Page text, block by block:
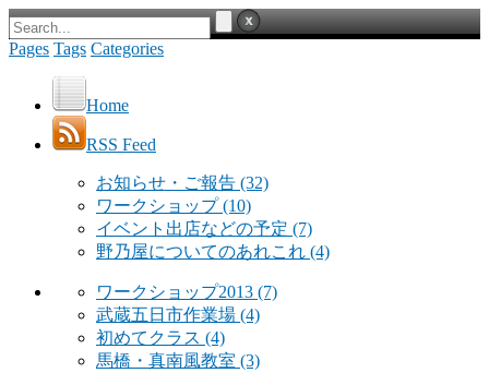
Pages Tags Categories
Home
RSS Feed
お知らせ・ご報告 (32)
ワークショップ(10)
イベント出店などの予定 (7)
野乃屋についてのあれこれ (4)
ワークショップ2013 (7)
武蔵五日市作業場 (4)
初めてクラス (4)
馬橋・真南風教室 (3)